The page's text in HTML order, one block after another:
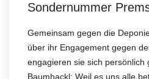
Sondernummer
Gemeinsam gegen die
über ihr Engagement gegen
engagieren sie sich persönlich
Baumhackl: Weil es uns alle